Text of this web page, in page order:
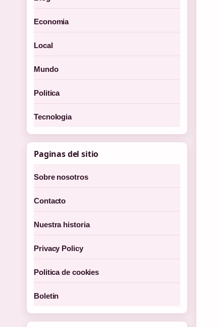
Economia
Local
Mundo
Politica
Tecnologia
Paginas del sitio
Sobre nosotros
Contacto
Nuestra historia
Privacy Policy
Politica de cookies
Boletin